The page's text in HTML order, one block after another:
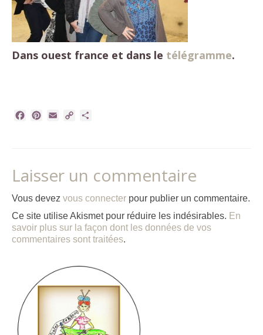
Dans ouest france et dans le télégramme.
Facebook
PinterestEmailCopy
Laisser un commentaire
Vous devez vous connecter pour publier un commentaire.
Ce site utilise Akismet pour réduire les indésirables. En
savoir plus sur la façon dont les données de vos
commentaires sont traitées.